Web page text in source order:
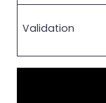
Validation